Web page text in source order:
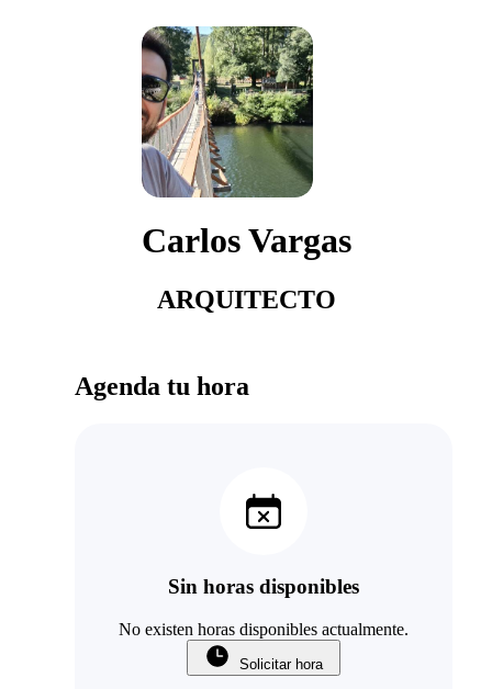
Carlos Vargas
ARQUITECTO
Agenda tu hora
Sin horas disponibles
No existen horas disponibles actualmente.
Solicitar hora